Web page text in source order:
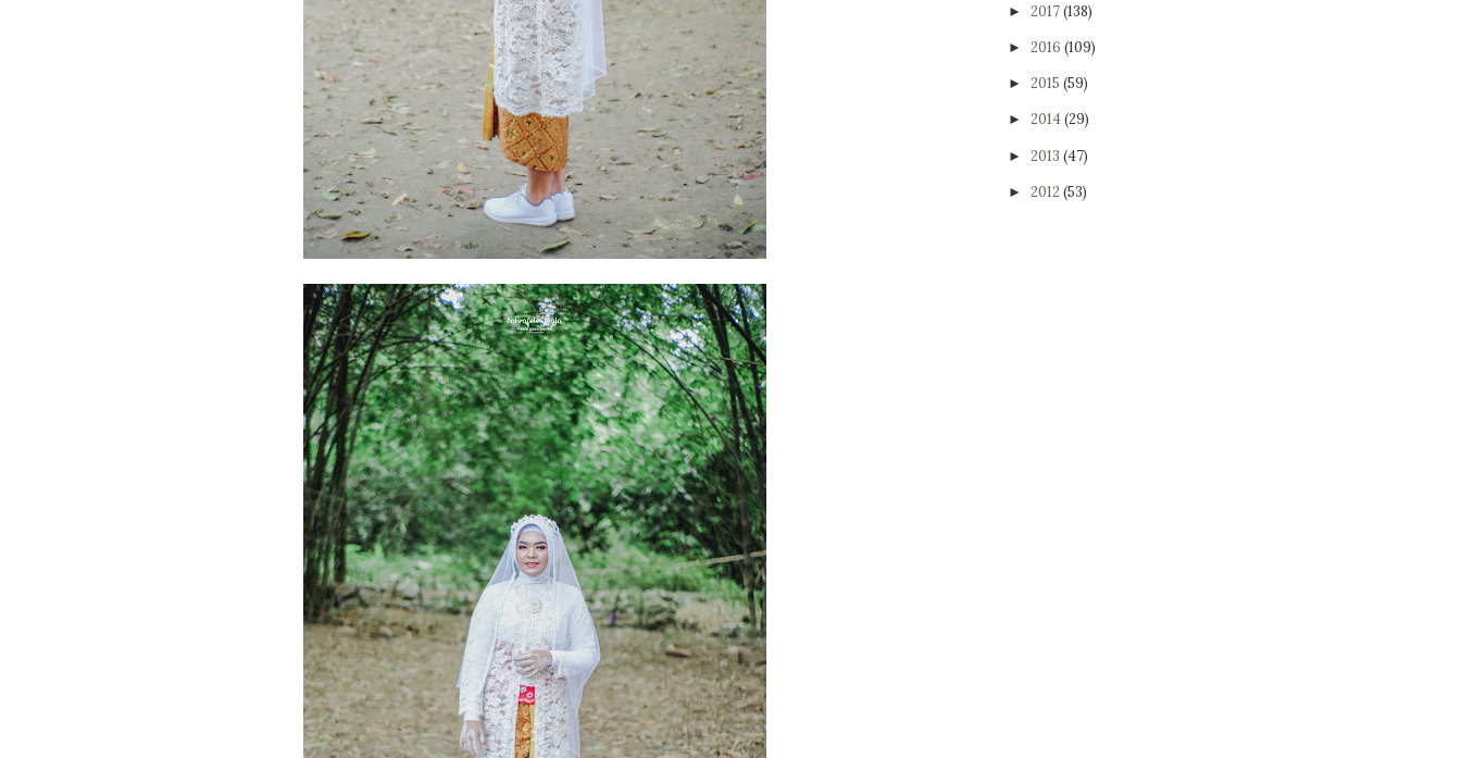
► 2017(138)
► 2016 (109)
► 2015 (59)
► 2014(29)
► 2013 (47)
► 2012 (53)